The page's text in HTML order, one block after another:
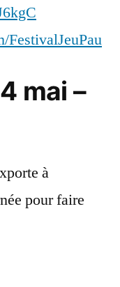
FestivalJeuPau
mai –
à
pour faire